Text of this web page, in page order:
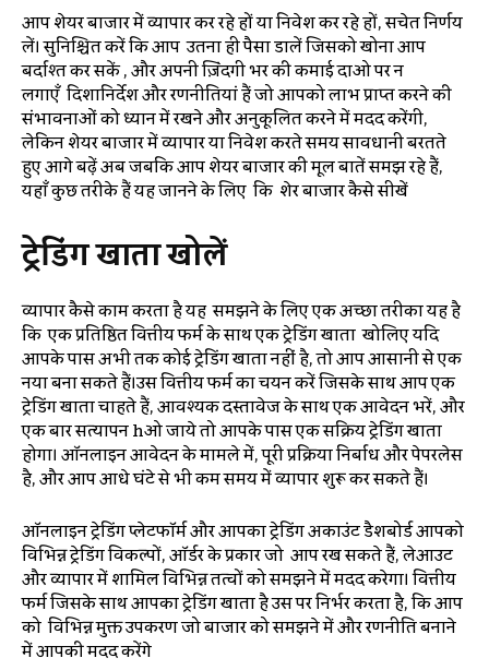
आप शेयर बाजार में व्यापार कर रहे हों या निवेश कर रहे हों, सचेत निर्णय
लें। सुनिश्चित करें कि आप उतना ही पैसा डालें जिसको खोना आप
बर्दाश्त कर सकें , और अपनी ज़िंदगी भर की कमाई दाओ पर न
लगाएँ दिशानिर्देश और रणनीतियां हैं जो आपको लाभ प्राप्त करने की
संभावनाओं को ध्यान में रखने और अनुकूलित करने में मदद करेंगी,
लेकिन शेयर बाजार में व्यापार या निवेश करते समय सावधानी बरतते
हुए आगे बढ़ें अब जबकि आप शेयर बाजार की मूल बातें समझ रहे हैं,
यहाँ कुछ तरीके हैं यह जानने के लिए कि शेर बाजार कैसे सीखें
ट्रेडिंगखाताखोलें
व्यापार कैसे काम करता है यह समझने के लिए एक अच्छा तरीका यह है
कि एक प्रतिष्ठित वित्तीय फर्म के साथ एक ट्रेडिंग खाता खोलिए यदि
आपके पास अभी तक कोई ट्रेडिंग खाता नहीं है, तो आप आसानी से एक
नया बना सकते हैं।उस वित्तीय फर्म का चयन करें जिसके साथ आप एक
ट्रेडिंग खाता चाहते हैं, आवश्यक दस्तावेज के साथ एक आवेदन भरें, और
एक बार सत्यापन hओ जाये तो आपके पास एक सक्रिय ट्रेडिंग खाता
होगा। ऑनलाइन आवेदन के मामले में, पूरी प्रक्रिया निर्बाध और पेपरलेस
है, और आप आधे घंटे से भी कम समय में व्यापार शुरू कर सकते हैं।
ऑनलाइन ट्रेडिंग प्लेटफॉर्म और आपका ट्रेडिंग अकाउंट डैशबोर्ड आपको
विभिन्न ट्रेडिंग विकल्पों, ऑर्डर के प्रकार जो आप रख सकते हैं, लेआउट
और व्यापार में शामिल विभिन्न तत्वों को समझने में मदद करेगा। वित्तीय
फर्म जिसके साथ आपका ट्रेडिंग खाता है उस पर निर्भर करता है, कि आप
को विभिन्न मुक्त उपकरण जो बाजार को समझने में और रणनीति बनाने
में आपकी मदद करेंगे